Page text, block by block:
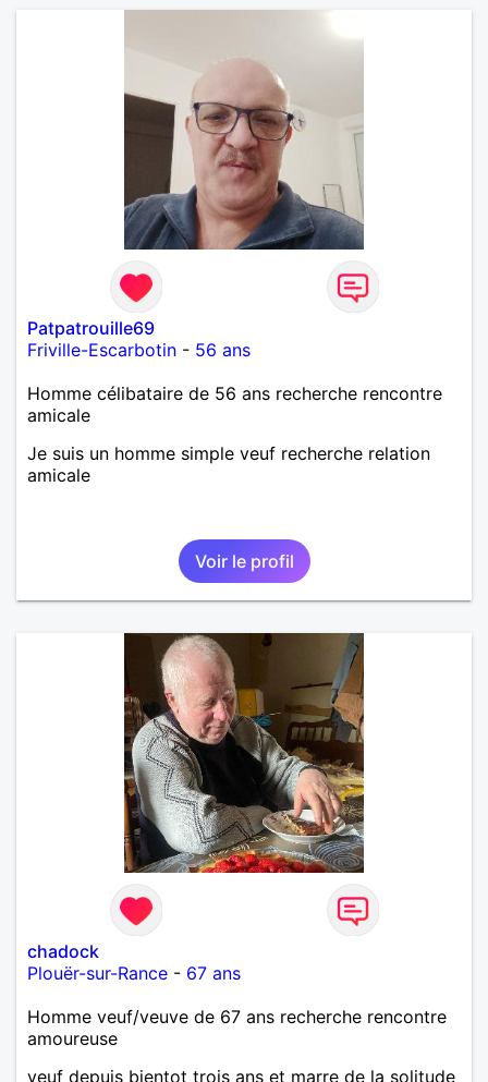
Patpatrouille69
Friville-Escarbotin - 56 ans
Homme célibataire de 56 ans recherche rencontre
amicale
Je suis un homme simple veuf recherche relation
amicale
Voir le profil
chadock
Plouër-sur-Rance - 67 ans
Homme veuf/veuve de 67 ans recherche rencontre
amoureuse
veuf depuis bientot trois ans et marre de la solitude